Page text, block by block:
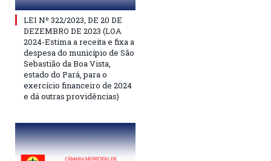
LEI Nº 322/2023, DE 20 DE
DEZEMBRO DE 2023 (LOA
2024-Estima a receita e fixa a
despesa do município de São
Sebastião da Boa Vista,
estado do Pará, para o
exercício financeiro de 2024
e dá outras providências)